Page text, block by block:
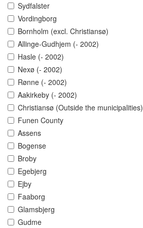
Sydfalster
Vordingborg
Bornholm (excl. Christiansø)
Allinge-Gudhjem (- 2002)
Hasle (- 2002)
Nexø (- 2002)
Rønne (- 2002)
Aakirkeby (- 2002)
Christiansø (Outside the municipalities)
Funen County
Assens
Bogense
Broby
Egebjerg
Ejby
Faaborg
Glamsbjerg
Gudme